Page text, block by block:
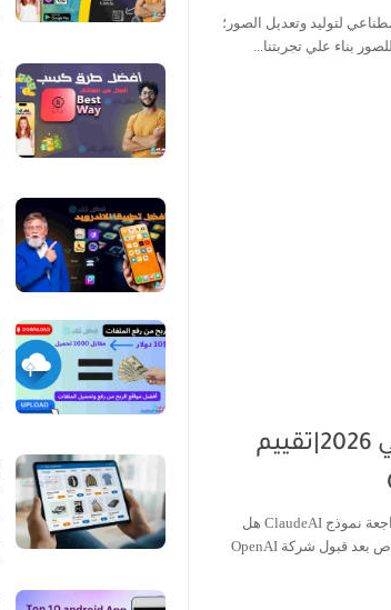
لتوليد وتعديل الصور؛
أفضل بديل لـ ChatGPT في 2026|تقييم
أفضل بديل لـ ChatGPT في 2026|تقييم ومراجعة نموذج ClaudeAI هل
تبحث عن أفضل بديل لـ ChatGPT وبشكل خاص بعد قبول شركة OpenAI